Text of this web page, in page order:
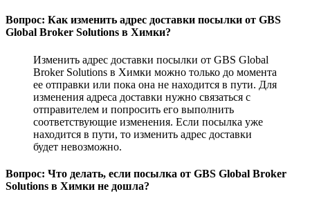
Вопрос: Как изменить адрес доставки посылки от GBS
Global Broker Solutions в Химки?
Изменить адрес доставки посылки от GBS Global
Broker Solutions в Химки можно только до момента
ее отправки или пока она не находится в пути. Для
изменения адреса доставки нужно связаться с
отправителем и попросить его выполнить
соответствующие изменения. Если посылка уже
находится в пути, то изменить адрес доставки
будет невозможно.
Вопрос: Что делать, если посылка от GBS Global Broker
Solutions в Химки не дошла?